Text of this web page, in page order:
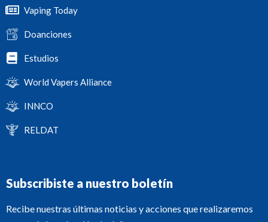
Vaping Today
Doanciones
Estudios
World Vapers Alliance
INNCO
RELDAT
Subscribiste a nuestro boletín
Recibe nuestras últimas noticias y acciones que realizaremos